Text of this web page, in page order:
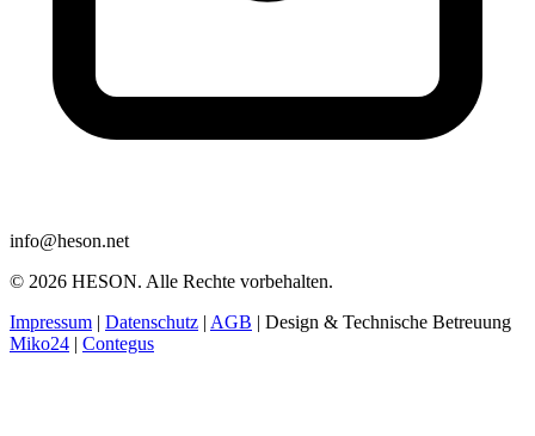
info@heson.net
© 2026 HESON. Alle Rechte vorbehalten.
Impressum | Datenschutz | AGB | Design & Technische Betreuung
Miko24 | Contegus